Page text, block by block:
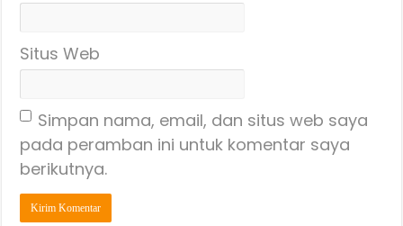
Situs Web
Simpan nama, email, dan situs web saya
pada peramban ini untuk komentar saya
berikutnya.